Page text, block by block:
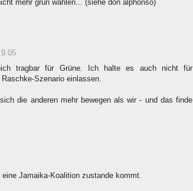
mehr grün wählen... (siehe don alphonso)
tragbar für Grüne. Ich halte es auch nicht für
Szenario einlassen.
die anderen mehr bewegen als wir - und das finde
Jamaika-Koalition zustande kommt.